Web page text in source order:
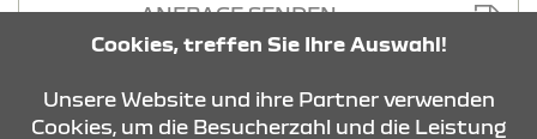
ANFRAGE SENDEN
Cookies, treffen Sie Ihre Auswahl!
Unsere Website und ihre Partner verwenden
Cookies, um die Besucherzahl und die Leistung